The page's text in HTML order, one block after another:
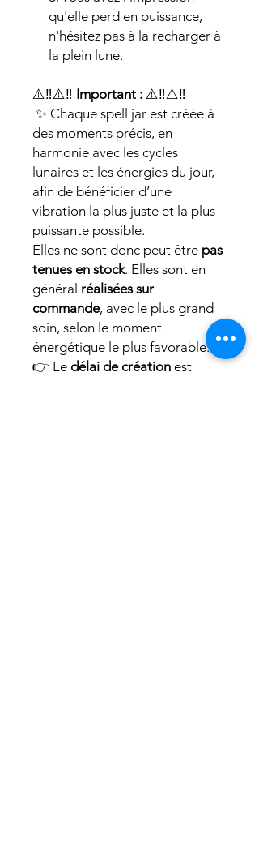
qu'elle perd en puissance,
n'hésitez pas à la recharger à
la plein lune.
⚠️‼️⚠️‼️ Important : ⚠️‼️⚠️‼️
✨ Chaque spell jar est créée à
des moments précis, en
harmonie avec les cycles
lunaires et les énergies du jour,
afin de bénéficier d’une
vibration la plus juste et la plus
puissante possible.
Elles ne sont donc peut être pas
tenues en stock. Elles sont en
général réalisées sur
commande, avec le plus grand
soin, selon le moment
énergétique le plus favorable.
👉 Le délai de création est